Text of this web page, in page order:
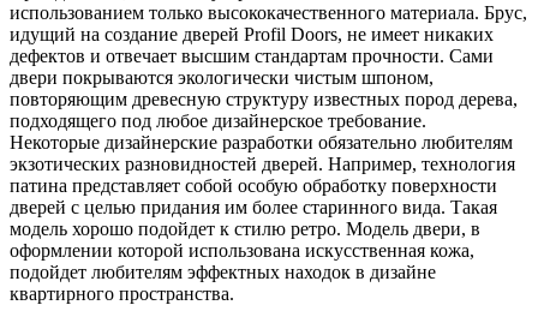
использованием только высококачественного материала. Брус,
идущий на создание дверей Profil Doors, не имеет никаких
дефектов и отвечает высшим стандартам прочности. Сами
двери покрываются экологически чистым шпоном,
повторяющим древесную структуру известных пород дерева,
подходящего под любое дизайнерское требование.
Некоторые дизайнерские разработки обязательно любителям
экзотических разновидностей дверей. Например, технология
патина представляет собой особую обработку поверхности
дверей с целью придания им более старинного вида. Такая
модель хорошо подойдет к стилю ретро. Модель двери, в
оформлении которой использована искусственная кожа,
подойдет любителям эффектных находок в дизайне
квартирного пространства.